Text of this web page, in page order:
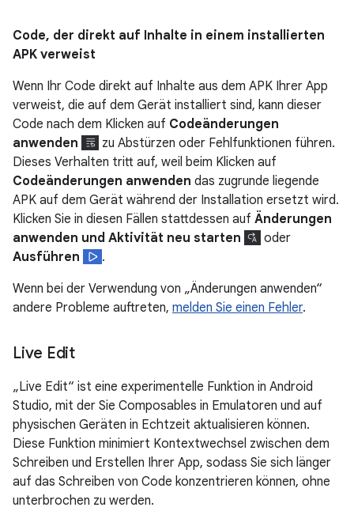
Code, der direkt auf Inhalte in einem installierten
APK verweist
Wenn Ihr Code direkt auf Inhalte aus dem APK Ihrer App
verweist, die auf dem Gerät installiert sind, kann dieser
Code nach dem Klicken auf Codeänderungen
anwenden
zu Abstürzen oder Fehlfunktionen führen.
Dieses Verhalten tritt auf, weil beim Klicken auf
Codeänderungen anwenden das zugrunde liegende
APK auf dem Gerät während der Installation ersetzt wird.
Klicken Sie in diesen Fällen stattdessen auf Änderungen
anwenden und Aktivität neu starten
oder
Ausführen
.
Wenn bei der Verwendung von „Änderungen anwenden“
andere Probleme auftreten, melden Sie einen Fehler.
Live Edit
„Live Edit“ ist eine experimentelle Funktion in Android
Studio, mit der Sie Composables in Emulatoren und auf
physischen Geräten in Echtzeit aktualisieren können.
Diese Funktion minimiert Kontextwechsel zwischen dem
Schreiben und Erstellen Ihrer App, sodass Sie sich länger
auf das Schreiben von Code konzentrieren können, ohne
unterbrochen zu werden.